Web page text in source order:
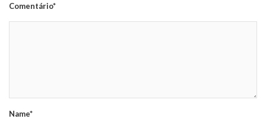
Comentário*
Name*